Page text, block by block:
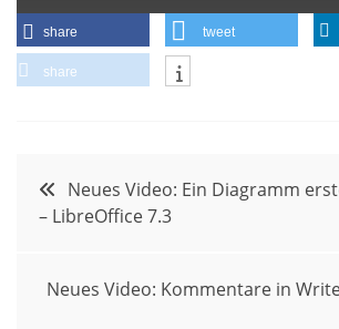
share tweet
share
Beitragsnavigation
Neues Video: Ein Diagramm
– LibreOffice 7.3
Neues Video: Kommentare in